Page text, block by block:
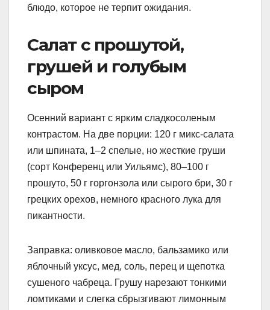
блюдо, которое не терпит ожидания.
Салат с прошутой,
грушей и голубым
сыром
Осенний вариант с ярким сладкосоленым
контрастом. На две порции: 120 г микс-салата
или шпината, 1–2 спелые, но жесткие груши
(сорт Конференц или Уильямс), 80–100 г
прошуто, 50 г горгонзола или сырого бри, 30 г
грецких орехов, немного красного лука для
пикантности.
Заправка: оливковое масло, бальзамико или
яблочный уксус, мед, соль, перец и щепотка
сушеного чабреца. Грушу нарезают тонкими
ломтиками и слегка сбрызгивают лимонным